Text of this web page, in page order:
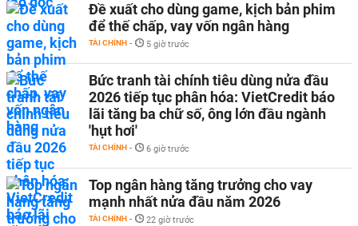
Đề xuất cho dùng game, kịch bản phim
để thế chấp, vay vốn ngân hàng
TÀI CHÍNH - 5 giờ trước
Bức tranh tài chính tiêu dùng nửa đầu
2026 tiếp tục phân hóa: VietCredit báo
lãi tăng ba chữ số, ông lớn đầu ngành
'hụt hơi'
TÀI CHÍNH - 6 giờ trước
Top ngân hàng tăng trưởng cho vay
mạnh nhất nửa đầu năm 2026
TÀI CHÍNH - 22 giờ trước